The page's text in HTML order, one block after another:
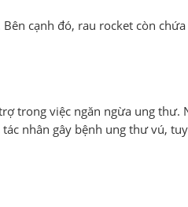
cạnh đó, rau rocket còn
trong việc ngăn ngừa ung thư.
nhân gây bệnh ung thư vú,